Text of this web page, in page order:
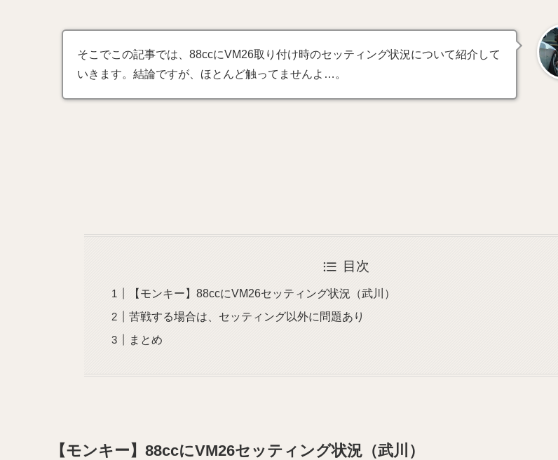
そこでこの記事では、88ccにVM26取り付け時のセッティング状況について紹介して
いきます。結論ですが、ほとんど触ってませんよ…。
目次
【モンキー】88ccにVM26セッティング状況（武川）
苦戦する場合は、セッティング以外に問題あり
まとめ
【モンキー】88ccにVM26セッティング状況（武川）